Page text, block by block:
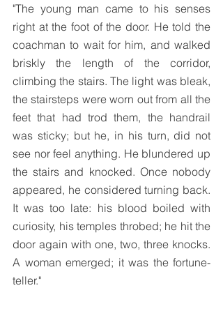
"The young man came to his senses
right at the foot of the door. He told the
coachman to wait for him, and walked
briskly the length of the corridor,
climbing the stairs. The light was bleak,
the stairsteps were worn out from all the
feet that had trod them, the handrail
was sticky; but he, in his turn, did not
see nor feel anything. He blundered up
the stairs and knocked. Once nobody
appeared, he considered turning back.
It was too late: his blood boiled with
curiosity, his temples throbed; he hit the
door again with one, two, three knocks.
A woman emerged; it was the fortune-
teller."